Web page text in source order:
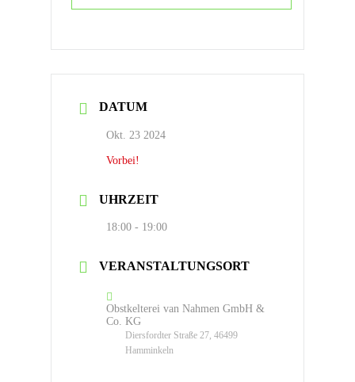
DATUM
Okt. 23 2024
Vorbei!
UHRZEIT
18:00 - 19:00
VERANSTALTUNGSORT
Obstkelterei van Nahmen GmbH &
Co. KG
Diersfordter Straße 27, 46499
Hamminkeln